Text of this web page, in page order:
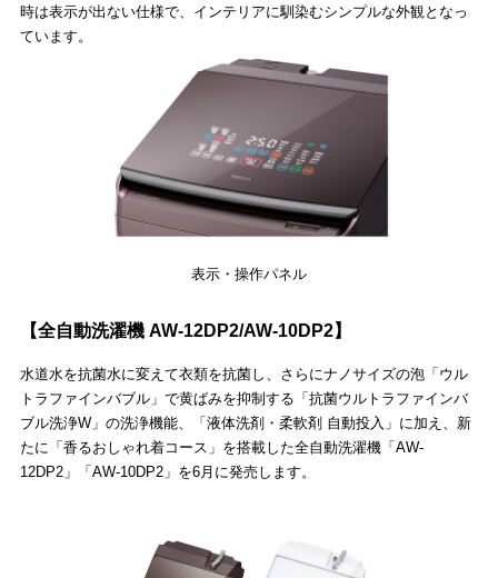
時は表示が出ない仕様で、インテリアに馴染むシンプルな外観となっ
ています。
表示・操作パネル
【全自動洗濯機 AW-12DP2/AW-10DP2】
水道水を抗菌水に変えて衣類を抗菌し、さらにナノサイズの泡「ウル
トラファインバブル」で黄ばみを抑制する「抗菌ウルトラファインバ
ブル洗浄W」の洗浄機能、「液体洗剤・柔軟剤 自動投入」に加え、新
たに「香るおしゃれ着コース」を搭載した全自動洗濯機「AW-
12DP2」「AW-10DP2」を6月に発売します。